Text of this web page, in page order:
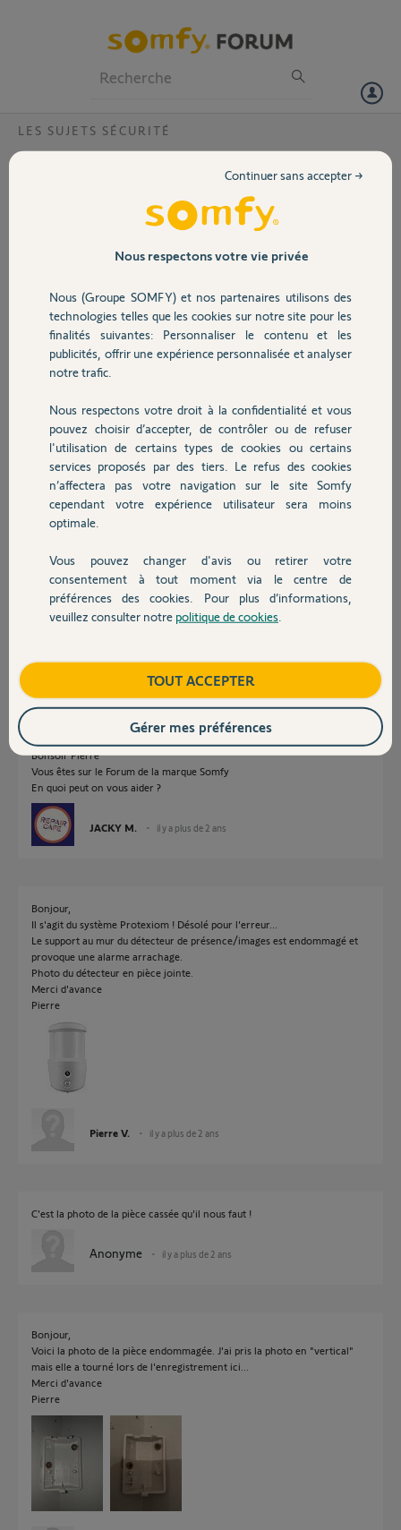
Volet
Sécurité
Domotique
Chauffage
Autres produits
Devis avec un pro
Contact
LES SUJETS SÉCURITÉ
Remplacement support détecteur
Lors du changement des piles de mon détecteur de mouvement avec
images (système Axiom) j'ai abîmé le support fixé au mur de telle
parfaitement) car l'alarme se déclenche au motif : détecteur
Compte-tenu du coût élevé de l'accessoire, comment puis-je me
procurer uniquement le support mural ?
D'avance merci !
Pierre V.
Participer au fil de discussion
Réponses
Pouvez-vous poser ici une photo de la pièce en question ?
Nous ne connaissons pas ce système Axiom ?
il y a plus de 2 ans
Bonsoir Pierre
Vous êtes sur le Forum de la marque Somfy
En quoi peut on vous aider ?
JACKY M. il y a plus de 2 ans
Bonjour,
Il s'agit du système Protexiom ! Désolé pour l'erreur...
Le support au mur du détecteur de présence/images est endommagé et
provoque une alarme arrachage.
Photo du détecteur en pièce jointe.
Merci d'avance
Pierre
Pierre V. il y a plus de 2 ans
C'est la photo de la pièce cassée qu'il nous faut !
Anonyme il y a plus de 2 ans
Bonjour,
Voici la photo de la pièce endommagée. J'ai pris la photo en "vertical"
mais elle a tourné lors de l'enregistrement ici...
Merci d'avance
Pierre
Nous respectons votre vie privée
Nous (Groupe SOMFY) et nos partenaires utilisons des
technologies telles que les cookies sur notre site pour les
finalités suivantes: Personnaliser le contenu et les
publicités, offrir une expérience personnalisée et analyser
notre trafic.
Nous respectons votre droit à la confidentialité et vous
pouvez choisir d’accepter, de contrôler ou de refuser
l'utilisation de certains types de cookies ou certains
services proposés par des tiers. Le refus des cookies
n’affectera pas votre navigation sur le site Somfy
cependant votre expérience utilisateur sera moins
optimale.
Vous pouvez changer d'avis ou retirer votre
consentement à tout moment via le centre de
préférences des cookies. Pour plus d’informations,
veuillez consulter notre politique de cookies
Continuer sans accepter →
TOUT ACCEPTER
Gérer mes préférences